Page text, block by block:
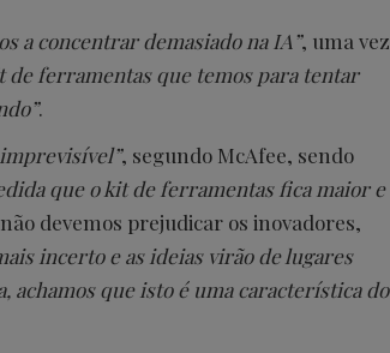
a concentrar demasiado na IA”, uma vez
de ferramentas que temos para tentar
.
, segundo McAfee, sendo
que o kit de ferramentas fica maior e
devemos prejudicar os inovadores,
incerto e as ideias virão de lugares
achamos que isto é uma característica do